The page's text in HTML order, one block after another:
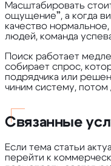
Масштабировать
ощущение”, а когда
качество
людей, команда
Поиск работает
собирает спрос,
подрядчика или
чиним систему,
Связанные
Если тема статьи
перейти к